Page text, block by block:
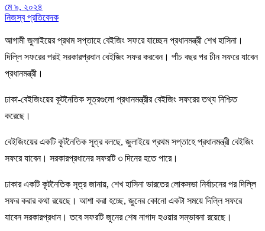
মে ৯, ২০২৪
নিজস্ব প্রতিবেদক
আগামী জুলাইয়ের প্রথম সপ্তাহে বেইজিং সফরে যাচ্ছেন প্রধানমন্ত্রী শেখ হাসিনা।
দিল্লি সফরের পরই সরকারপ্রধান বেইজিং সফর করবেন। পাঁচ বছর পর চীন সফরে যাবেন
প্রধানমন্ত্রী।
ঢাকা-বেইজিংয়ের কূটনৈতিক সূত্রগুলো প্রধানমন্ত্রীর বেইজিং সফরের তথ্য নিশ্চিত
করেছে।
বেইজিংয়ের একটি কূটনৈতিক সূত্র বলছে, জুলাইয়ে প্রথম সপ্তাহে প্রধানমন্ত্রী বেইজিং
সফরে যাবেন। সরকারপ্রধানের সফরটি ৩ দিনের হতে পারে।
ঢাকার একটি কূটনৈতিক সূত্র জানায়, শেখ হাসিনা ভারতের লোকসভা নির্বাচনের পর দিল্লি
সফর করার কথা রয়েছে। আশা করা হচ্ছে, জুনের কোনো একটা সময়ে দিল্লি সফরে
যাবেন সরকারপ্রধান। তবে সফরটি জুনের শেষ নাগাদ হওয়ার সম্ভাবনা রয়েছে।